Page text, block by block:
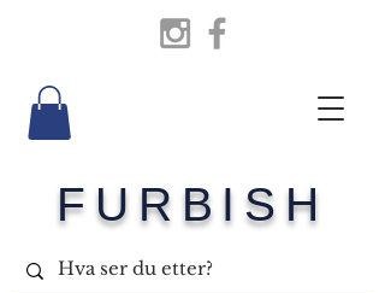
FURBISH